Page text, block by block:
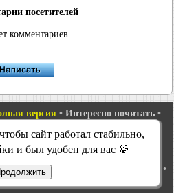
посетителей
комментариев
версия • Интересно почитать •
2 • Мондео 1 Мондео 1 и 2
4•Эскорт 3• Эскорт 4 •Эскорт 5
и 2•Фьюжн
•
сайт работал стабильно,
и был удобен для вас 🍪